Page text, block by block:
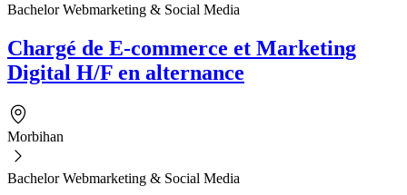
Bachelor Webmarketing & Social Media
Chargé de E-commerce et Marketing
Digital H/F en alternance
Morbihan
Bachelor Webmarketing & Social Media